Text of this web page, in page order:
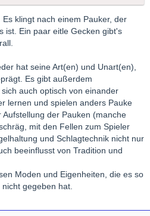
klingt nach einem Pauker, der
ist. Ein paar eitle Gecken gibt's
hat seine Art(en) und Unart(en),
Es gibt außerdem
auch optisch von einander
lernen und spielen anders Pauke
der Pauken (manche
mit den Fellen zum Spieler
und Schlagtechnik nicht nur
beeinflusst von Tradition und
Moden und Eigenheiten, die es so
gegeben hat.